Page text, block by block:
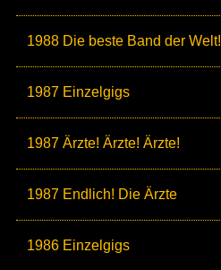
1988 Die beste Band der Welt!
1987 Einzelgigs
1987 Ärzte! Ärzte! Ärzte!
1987 Endlich! Die Ärzte
1986 Einzelgigs